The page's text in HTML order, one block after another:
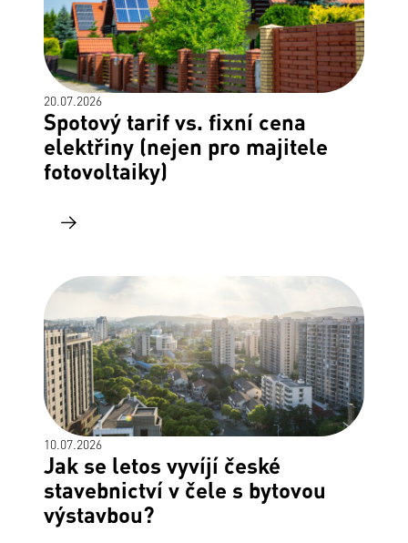
20.07.2026
Spotový tarif vs. fixní cena
elektřiny (nejen pro majitele
fotovoltaiky)
10.07.2026
Jak se letos vyvíjí české
stavebnictví v čele s bytovou
výstavbou?